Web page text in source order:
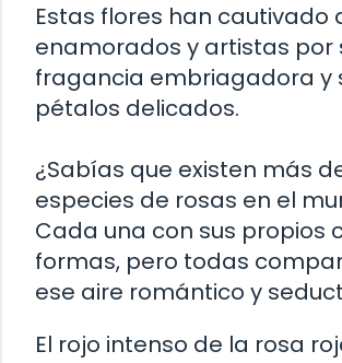
Estas flores han cautivado
enamorados y artistas por
fragancia embriagadora y
pétalos delicados.
¿Sabías que existen más
especies de rosas en el
Cada una con sus propios
formas, pero todas
ese aire romántico y
El rojo intenso de la rosa